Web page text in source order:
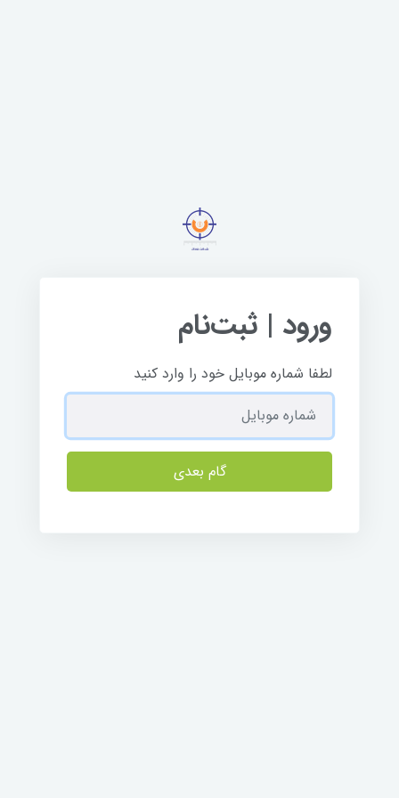
ورود | ثبت‌نام
لطفا شماره موبایل خود را وارد کنید
گام بعدی